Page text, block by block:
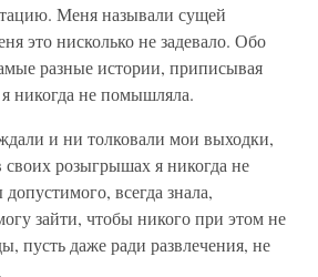
Меня называли сущей
это нисколько не задевало. Обо
разные истории, приписывая
никогда не помышляла.
и ни толковали мои выходки,
своих розыгрышах я никогда не
всегда знала,
зайти, чтобы никого при этом не
пусть даже ради развлечения, не